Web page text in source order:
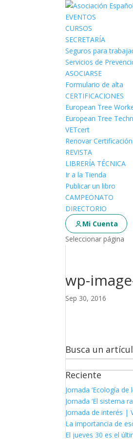
EVENTOS
CURSOS
SECRETARÍA
Seguros para
Servicios de
ASOCIARSE
Formulario de alta
CERTIFICACIONES
European Tree
European Tree
VETcert
Renovar
REVISTA
LIBRERÍA TÉCNICA
Ir a la Tienda
Publicar un libro
CAMPEONATO
DIRECTORIO
Mi Cuenta
Seleccionar página
wp-
Sep 30, 2016
Busca un
Reciente
Jornada ‘Ecología
Jornada ‘El sistema
Jornada de interés |
La importancia de
El jueves 30 es el